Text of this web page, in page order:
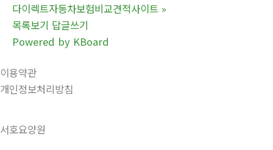
다이렉트자동차보험비교견적사이트 »
목록보기 답글쓰기
Powered by KBoard
이용약관
개인정보처리방침
서호요양원